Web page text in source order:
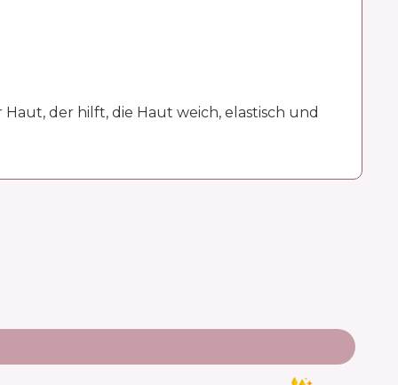
der hilft, die Haut weich, elastisch und